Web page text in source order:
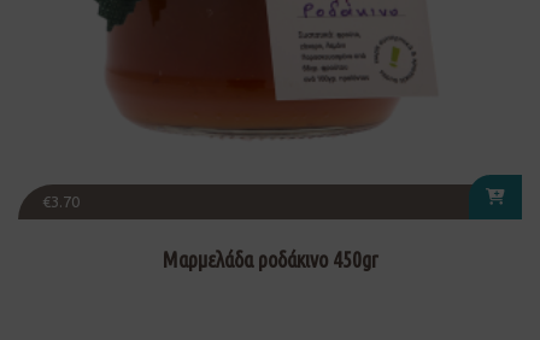
€3.70
Μαρμελάδα ροδάκινο 450gr